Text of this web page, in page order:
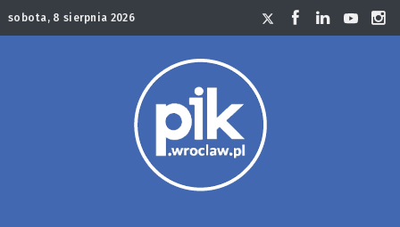
sobota, 8 sierpnia 2026